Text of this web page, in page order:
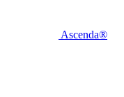
Ascenda®